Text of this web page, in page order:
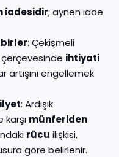
iadesidir; aynen iade
: Çekişmeli
çerçevesinde ihtiyati
engellemek
: Ardışık
karşı münferiden
rücu ilişkisi,
göre belirlenir.